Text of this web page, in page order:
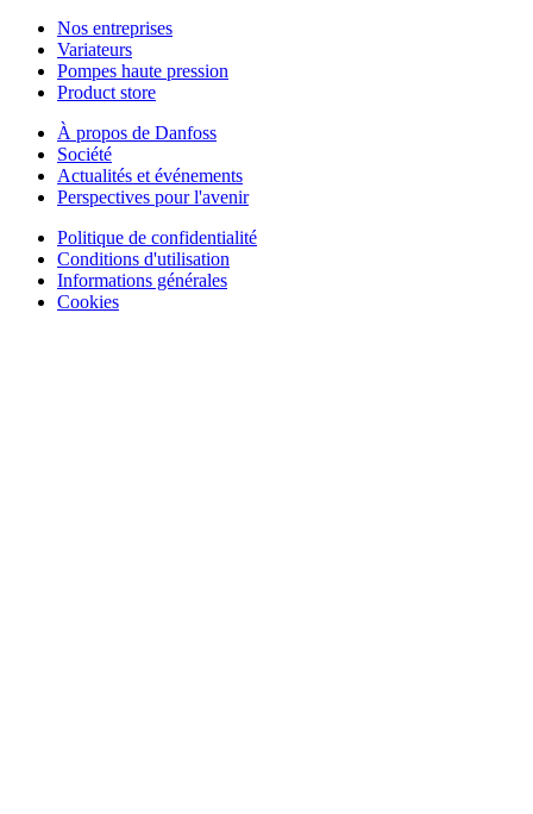
Nos entreprises
Variateurs
Pompes haute pression
Product store
À propos de Danfoss
Société
Actualités et événements
Perspectives pour l'avenir
Politique de confidentialité
Conditions d'utilisation
Informations générales
Cookies